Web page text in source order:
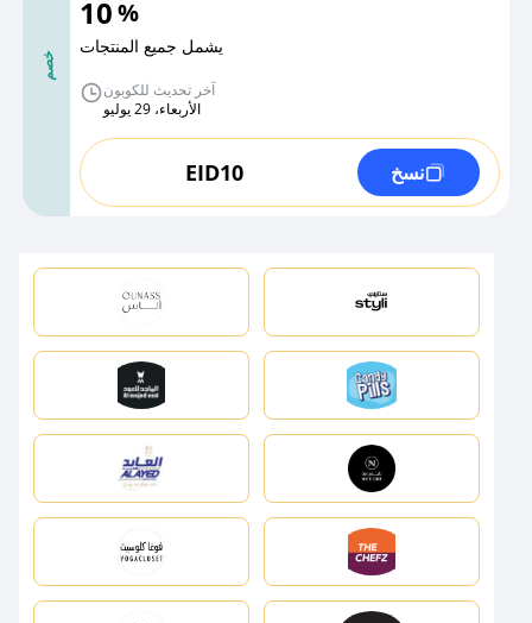
خصم
10%
يشمل جميع المنتجات
آخر تحديث للكوبون
الأربعاء، 29 يوليو
EID10 نسخ